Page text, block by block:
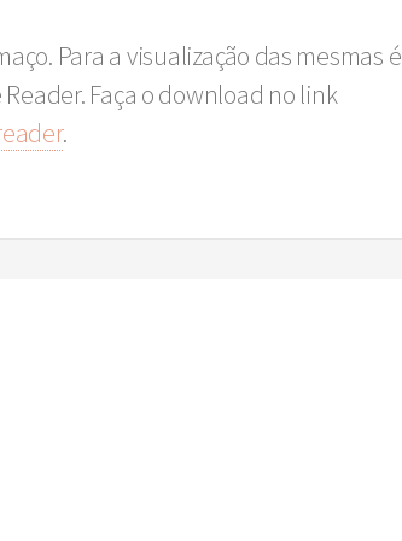
Para a visualização das mesmas é
Faça o download no link
.